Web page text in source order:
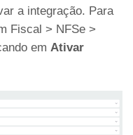
a integração. Para
Fiscal > NFSe >
em Ativar